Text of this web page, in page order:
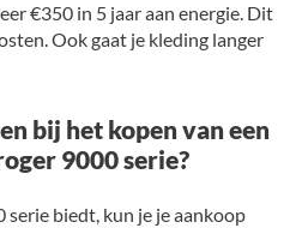
€350 in 5 jaar aan energie. Dit
Ook gaat je kleding langer
bij het kopen van een
9000 serie?
serie biedt, kun je je aankoop